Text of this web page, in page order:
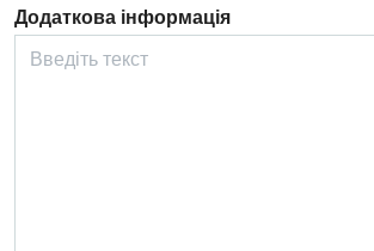
Онкологічне відділлення
Додаткова інформація